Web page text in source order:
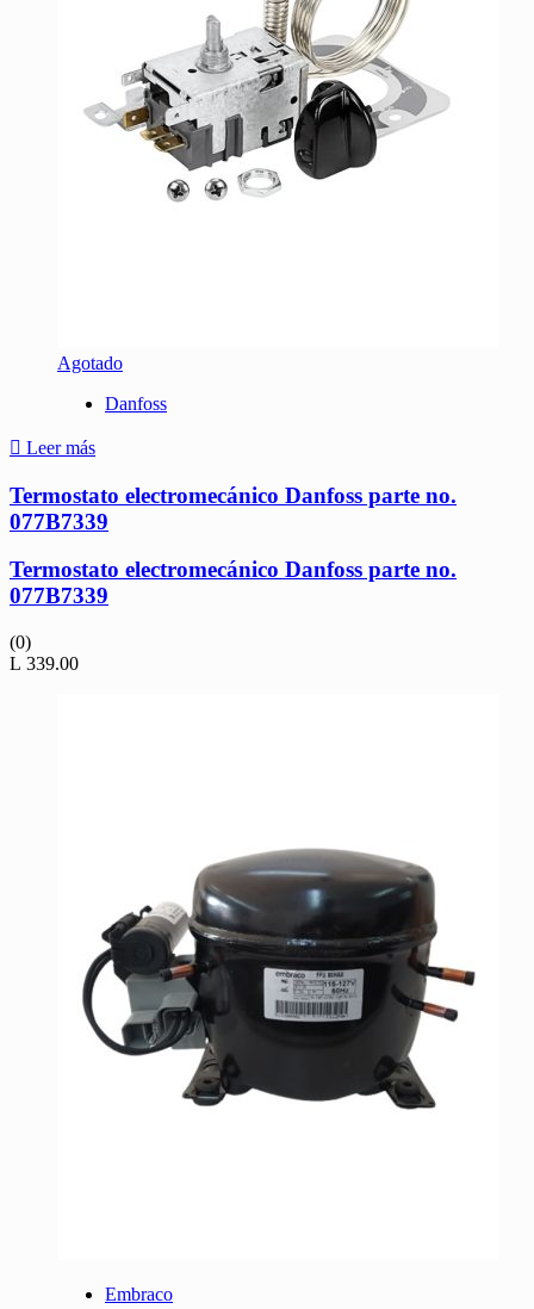
Agotado
Danfoss
Leer más
Termostato electromecánico Danfoss parte no.
077B7339
Termostato electromecánico Danfoss parte no.
077B7339
(0)
L 339.00
Embraco